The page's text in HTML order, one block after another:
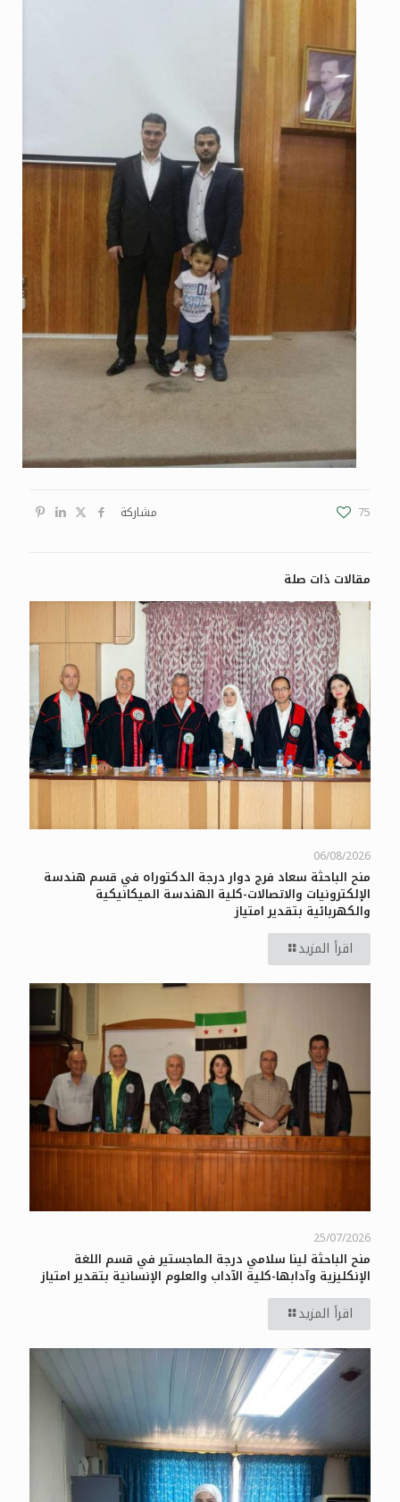
مشاركة 75
مقالات ذات صلة
06/08/2026
منح الباحثة سعاد فرج دوار درجة الدكتوراه في قسم هندسة
الإلكترونيات والاتصالات-كلية الهندسة الميكانيكية
والكهربائية بتقدير امتياز
اقرأ المزيد
25/07/2026
منح الباحثة لينا سلامي درجة الماجستير في قسم اللغة
الإنكليزية وآدابها-كلية الآداب والعلوم الإنسانية بتقدير امتياز
اقرأ المزيد